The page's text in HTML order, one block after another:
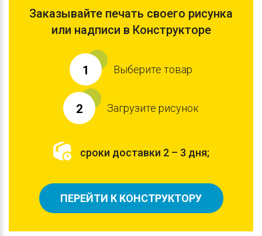
Заказывайте печать своего рисунка
или надписи в Конструкторе
1 Выберите товар
2 Загрузите рисунок
сроки доставки 2 – 3 дня;
ПЕРЕЙТИ К КОНСТРУКТОРУ